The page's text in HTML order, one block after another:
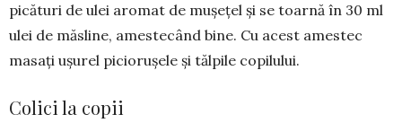
picături de ulei aro­mat de mușețel și se toarnă în 30 ml
ulei de măs­line, ames­tecând bine. Cu acest a­mes­tec
masați ușurel pi­ciorușele și tălpile copi­lului.
Colici la copii